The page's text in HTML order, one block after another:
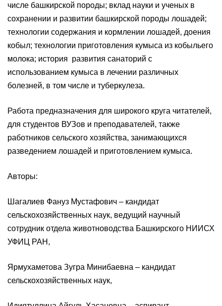
числе башкирской породы; вклад науки и ученых в
сохранении и развитии башкирской породы лошадей;
технологии содержания и кормлении лошадей, доения
кобыл; технологии приготовления кумыса из кобыльего
молока; история развития санаторий с
использованием кумыса в лечении различных
болезней, в том числе и туберкулеза.
Работа предназначения для широкого круга читателей,
для студентов ВУЗов и преподавателей, также
работников сельского хозяйства, занимающихся
разведением лошадей и приготовлением кумыса.
Авторы:
Шагалиев Фануз Мустафович – кандидат
сельскохозяйственных наук, ведущий научный
сотрудник отдела животноводства Башкирского НИИСХ
УФИЦ РАН,
Ярмухаметова Зугра Минибаевна – кандидат
сельскохозяйственных наук,